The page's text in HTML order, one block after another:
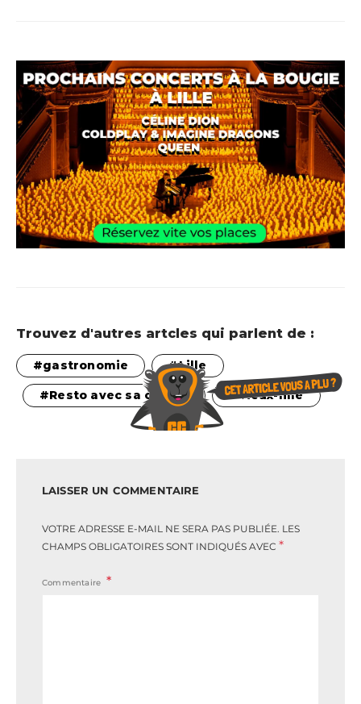
Trouvez d'autres artcles qui parlent de :
gastronomie Lille
Resto avec sa copine vieux-lille
LAISSER UN COMMENTAIRE
VOTRE ADRESSE E-MAIL NE SERA PAS PUBLIÉE. LES
CHAMPS OBLIGATOIRES SONT INDIQUÉS AVEC *
Commentaire